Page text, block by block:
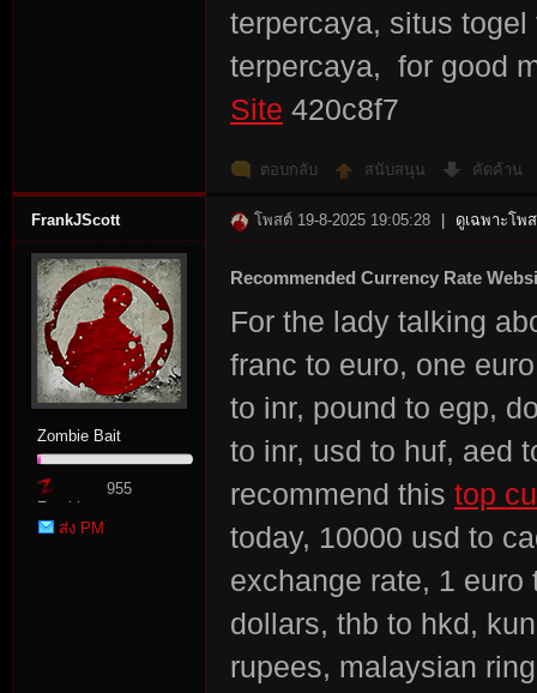
terpercaya, situs
terpercaya, for good
Site 420c8f7
ตอบกลับ สนับสนุน คัดค้าน
FrankJScott
Zombie Bait
Zombie
Point
955
ส่ง PM
โพสต์ 19-8-2025 19:05:28 ดูเฉพาะโพ
Recommended Currency Rate
For the lady talking
franc to euro, one
to inr, pound to egp,
to inr, usd to huf, aed
recommend this top
today, 10000 usd to
exchange rate, 1
dollars, thb to hkd,
rupees, malaysian